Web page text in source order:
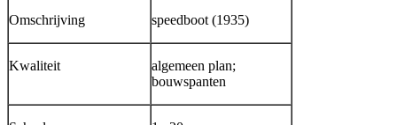
Omschrijving speedboot (1935)
Kwaliteit
algemeen plan;
bouwspanten